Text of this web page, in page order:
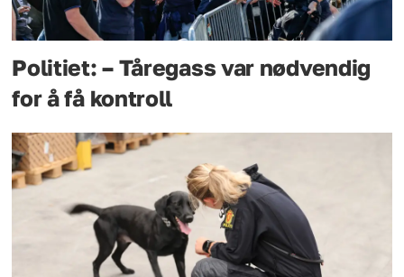
Politiet: – Tåregass var nødvendig
for å få kontroll